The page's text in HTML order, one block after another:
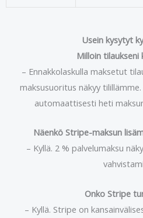
Usein kysytyt
Milloin tilaukseni
– Ennakkolaskulla maksetut
maksusuoritus näkyy
automaattisesti heti
Näenkö Stripe-maksun
– Kyllä. 2 % palvelumaksu
Onko Stripe
– Kyllä. Stripe on